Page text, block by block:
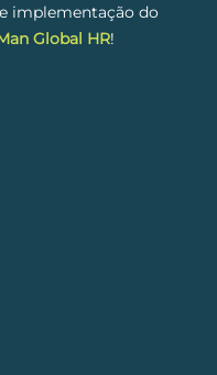
implementação do
Global HR!